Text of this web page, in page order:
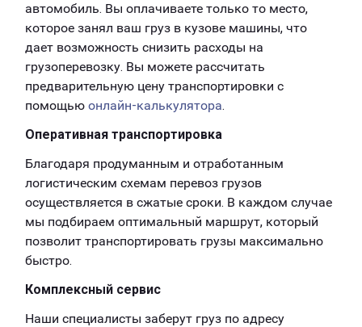
автомобиль. Вы оплачиваете только то место,
которое занял ваш груз в кузове машины, что
дает возможность снизить расходы на
грузоперевозку. Вы можете рассчитать
предварительную цену транспортировки с
помощью онлайн-калькулятора.
Оперативная транспортировка
Благодаря продуманным и отработанным
логистическим схемам перевоз грузов
осуществляется в сжатые сроки. В каждом случае
мы подбираем оптимальный маршрут, который
позволит транспортировать грузы максимально
быстро.
Комплексный сервис
Наши специалисты заберут груз по адресу